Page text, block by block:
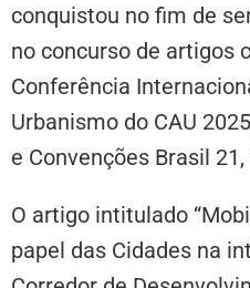
conquistou no fim de
no concurso de artigos
Conferência
Urbanismo do CAU
e Convenções Brasil
O artigo intitulado
papel das Cidades na